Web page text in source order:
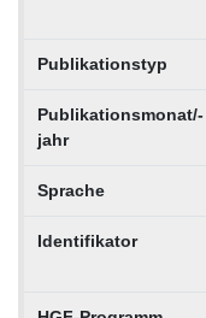
Publikationstyp
Publikationsmonat/-
jahr
Sprache
Identifikator